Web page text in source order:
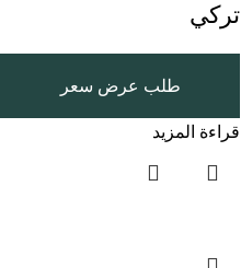
تركي
طلب عرض سعر
قراءة المزيد